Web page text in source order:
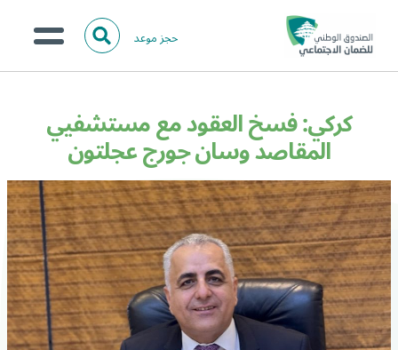
حجز موعد ا
ل
ث
الخدمات الالكترونية
المركز الإعلامي
تواصل معنا
البحث
كركي: فسخ العقود مع مستشفيي
المقاصد وسان جورج عجلتون